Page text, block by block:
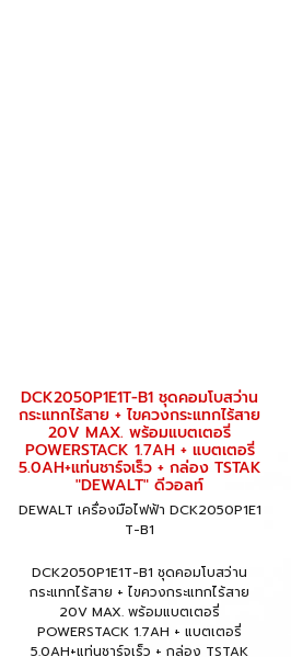
DCK2050P1E1T-B1 ชุดคอมโบสว่าน
กระแทกไร้สาย + ไขควงกระแทกไร้สาย
20V MAX. พร้อมแบตเตอรี่
POWERSTACK 1.7AH + แบตเตอรี่
5.0AH+แท่นชาร์จเร็ว + กล่อง TSTAK
"DEWALT" ดีวอลท์
DEWALT เครื่องมือไฟฟ้า DCK2050P1E1
T-B1
DCK2050P1E1T-B1 ชุดคอมโบสว่าน
กระแทกไร้สาย + ไขควงกระแทกไร้สาย
20V MAX. พร้อมแบตเตอรี่
POWERSTACK 1.7AH + แบตเตอรี่
5.0AH+แท่นชาร์จเร็ว + กล่อง TSTAK